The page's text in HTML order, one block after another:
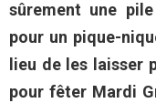
sûrement une
pour un pique-
lieu de les laisser
pour fêter Mardi